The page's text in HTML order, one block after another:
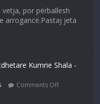
por përballesh
arrogancë.Pastaj jeta
Kumrie Shala -
Comments Off